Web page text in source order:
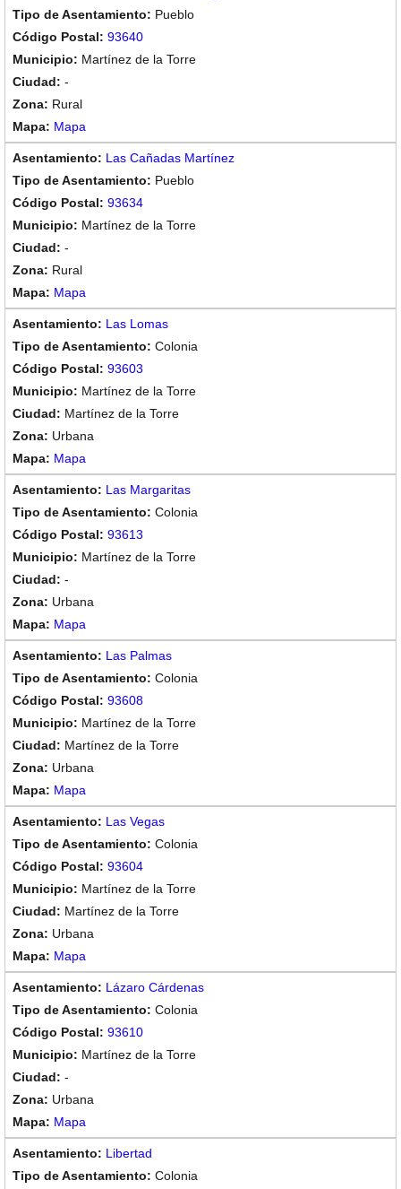
Pueblo
93640
Martínez de la Torre
-
Rural
Mapa
Las Cañadas Martínez
Pueblo
93634
Martínez de la Torre
-
Rural
Mapa
Las Lomas
Colonia
93603
Martínez de la Torre
Martínez de la Torre
Urbana
Mapa
Las Margaritas
Colonia
93613
Martínez de la Torre
-
Urbana
Mapa
Las Palmas
Colonia
93608
Martínez de la Torre
Martínez de la Torre
Urbana
Mapa
Las Vegas
Colonia
93604
Martínez de la Torre
Martínez de la Torre
Urbana
Mapa
Lázaro Cárdenas
Colonia
93610
Martínez de la Torre
-
Urbana
Mapa
Libertad
Colonia